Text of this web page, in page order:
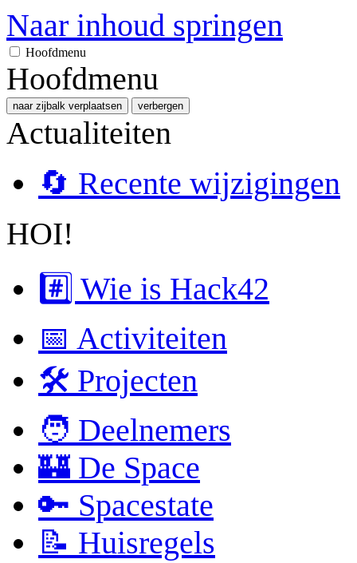
Naar inhoud springen
Hoofdmenu
Hoofdmenu
naar zijbalk verplaatsen verbergen
Actualiteiten
🔄 Recente wijzigingen
HOI!
#️⃣ Wie is Hack42
📅 Activiteiten
🛠 Projecten
🧑 Deelnemers
🏰 De Space
🔑 Spacestate
📝 Huisregels